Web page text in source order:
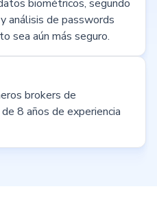
biométricos, segundo
análisis de passwords
sea aún más seguro.
brokers de
8 años de experiencia